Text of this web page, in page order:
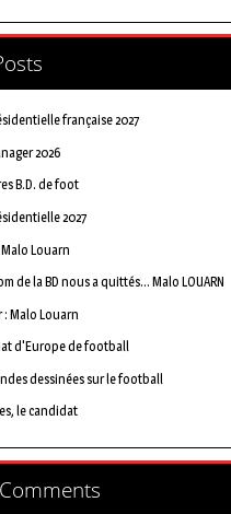
française 2027
2026
B.D. de foot
2027
Louarn
de la BD nous a quittés… Malo LOUARN
: Malo Louarn
d'Europe de football
dessinées sur le football
le candidat